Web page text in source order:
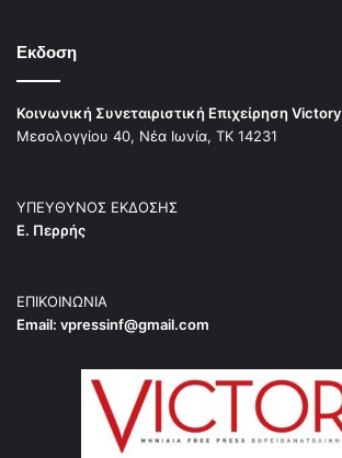
Εκδοση
Κοινωνική Συνεταιριστική Επιχείρηση Victory
Μεσολογγίου 40, Νέα Ιωνία, ΤΚ 14231
ΥΠΕΥΘΥΝΟΣ ΕΚΔΟΣΗΣ
Ε. Περρής
ΕΠΙΚΟΙΝΩΝΙΑ
Email: vpressinf@gmail.com